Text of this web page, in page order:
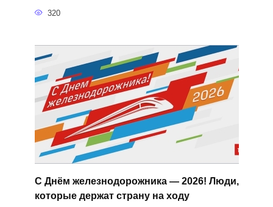
320
С Днём железнодорожника — 2026! Люди,
которые держат страну на ходу